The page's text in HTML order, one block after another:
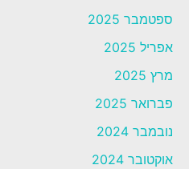
ספטמבר 2025
אפריל 2025
מרץ 2025
פברואר 2025
נובמבר 2024
אוקטובר 2024